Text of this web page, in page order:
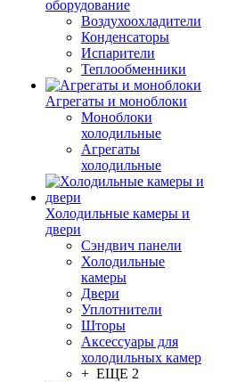
оборудование
Воздухоохладители
Конденсаторы
Испарители
Теплообменники
Агрегаты и моноблоки
Моноблоки
холодильные
Агрегаты
холодильные
Холодильные камеры и
двери
Сэндвич панели
Холодильные
камеры
Двери
Уплотнители
Шторы
Аксессуары для
холодильных камер
+ ЕЩЕ 2